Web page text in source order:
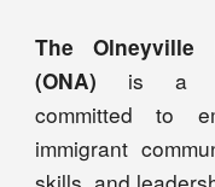
The Olneyville
(ONA) is a
committed to
immigrant